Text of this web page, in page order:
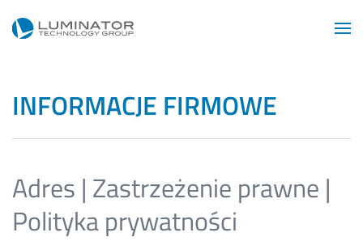
Przejdź do głównej treści
INFORMACJE FIRMOWE
Adres | Zastrzeżenie prawne |
Polityka prywatności